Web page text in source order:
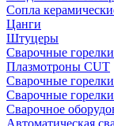
Сопла
Цанги
Штуцеры
Сварочные
Плазмотроны CUT
Сварочные
Сварочные
Сварочное
Автоматическая